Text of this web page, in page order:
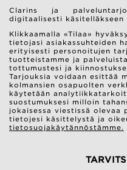
Clarins ja
digitaalisesti käsitelläkseen
Klikkaamalla «Tilaa»
tietojasi asiakassuhteiden
erityisesti personoitujen
tuotteistamme ja
tottumustesi ja
Tarjouksia voidaan esittää
kolmansien osapuolten
käytetään
suostumuksesi milloin
jokaisessa viestissä olevaa
tietojesi käsittelystä ja
tietosuojakäytännöstämme.